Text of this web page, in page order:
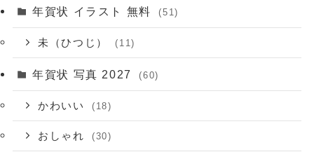
年賀状 イラスト 無料 (51)
未（ひつじ） (11)
年賀状 写真 2027 (60)
かわいい (18)
おしゃれ (30)